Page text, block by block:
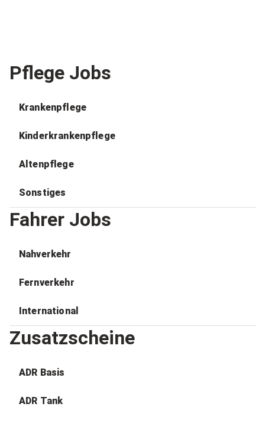
Pflege Jobs
Krankenpflege
Kinderkrankenpflege
Altenpflege
Sonstiges
Fahrer Jobs
Nahverkehr
Fernverkehr
International
Zusatzscheine
ADR Basis
ADR Tank